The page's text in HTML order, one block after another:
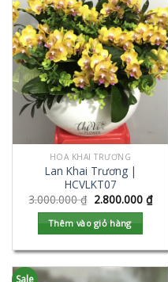
HOA KHAI TRƯƠNG
Lan Khai Trương |
HCVLKT07
3.000.000₫ 2.800.000 ₫
Thêm vào giỏ hàng
Sale